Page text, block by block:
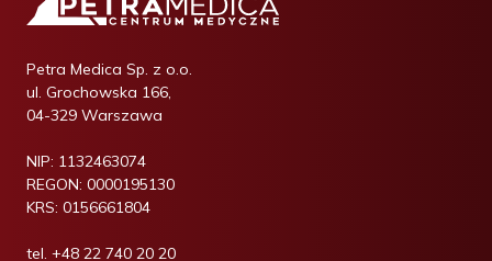
Petra Medica Sp. z o.o.
ul. Grochowska 166,
04-329 Warszawa
NIP: 1132463074
REGON: 0000195130
KRS: 0156661804
tel. +48 22 740 20 20